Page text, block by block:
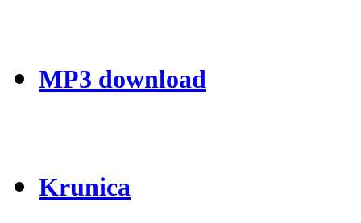
MP3 download
Krunica